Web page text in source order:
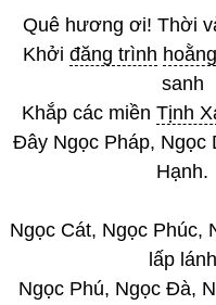
Quê hương ơi! Thời
Khởi đăng trình
sanh
Khắp các miền Tịnh
Đây Ngọc Pháp, Ngọc
Hạnh.
Ngọc Cát, Ngọc Phúc,
lấp lánh
Ngọc Phú, Ngọc Đà,